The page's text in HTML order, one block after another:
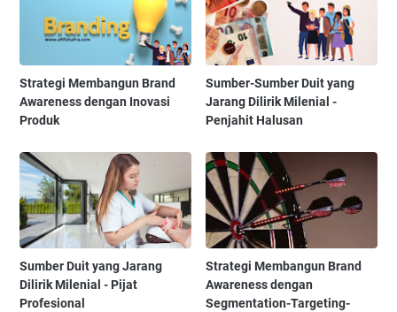
Strategi Membangun Brand
Awareness dengan Inovasi
Produk
Sumber-Sumber Duit yang
Jarang Dilirik Milenial -
Penjahit Halusan
Sumber Duit yang Jarang
Dilirik Milenial - Pijat
Profesional
Strategi Membangun Brand
Awareness dengan
Segmentation-Targeting-